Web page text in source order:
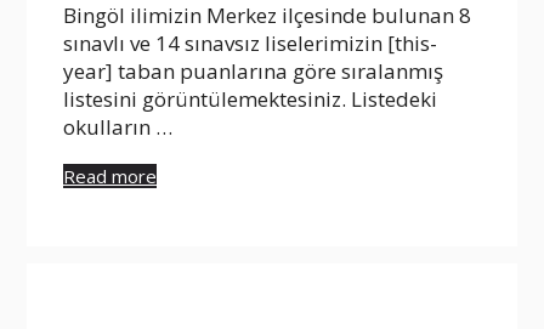
Bingöl ilimizin Merkez ilçesinde bulunan 8
sınavlı ve 14 sınavsız liselerimizin [this-
year] taban puanlarına göre sıralanmış
listesini görüntülemektesiniz. Listedeki
okulların …
Read more